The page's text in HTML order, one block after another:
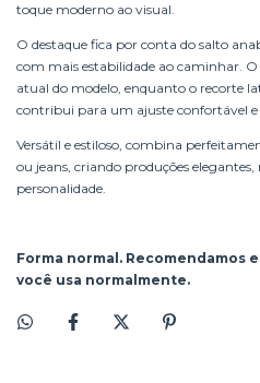
toque moderno ao visual.
O destaque fica por conta do salto
com mais estabilidade ao caminhar.
atual do modelo, enquanto o recorte
contribui para um ajuste confortável
Versátil e estiloso, combina
ou jeans, criando produções elegantes,
personalidade.
Forma normal. Recomendamos
você usa normalmente.